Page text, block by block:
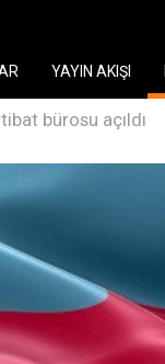
YAYIN AKIŞI
bürosu açıldı